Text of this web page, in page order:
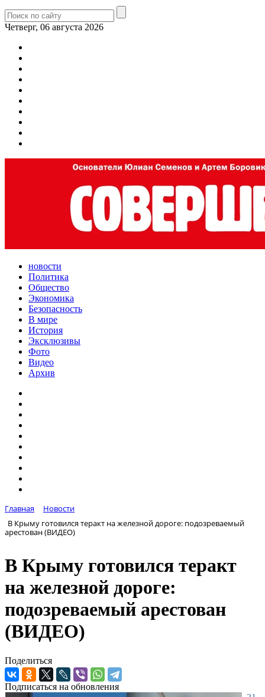
Четверг, 06 августа 2026
новости
Политика
Общество
Экономика
Безопасность
В мире
История
Эксклюзивы
Фото
Видео
Архив
Главная
Новости
В Крыму готовился теракт на железной дороге: подозреваемый
арестован (ВИДЕО)
В Крыму готовился теракт
на железной дороге:
подозреваемый арестован
(ВИДЕО)
Поделиться
Подписаться на обновления